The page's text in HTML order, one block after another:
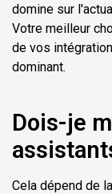
domine sur
Votre meilleur
de vos
dominant.
Dois-je
Cela dépend de